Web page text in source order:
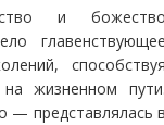
и
жизненном
— представлялась